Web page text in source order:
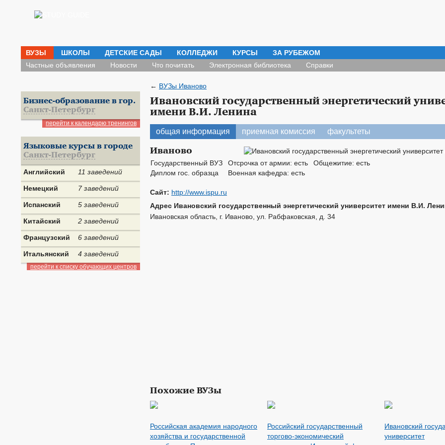
ВУЗЫ ШКОЛЫ ДЕТСКИЕ САДЫ КОЛЛЕДЖИ КУРСЫ ЗА РУБЕЖОМ
Частные объявления Новости Что почитать Электронная библиотека Справки
← ВУЗы Иваново
Ивановский государственный энергетический
имени В.И. Ленина
общая информация приемная комиссия факультеты
Иваново
Государственный ВУЗ Отсрочка от армии: есть
Общежитие: есть
Диплом гос. образца
Военная кафедра: есть
Сайт: http://www.ispu.ru
Адрес Ивановский государственный энергетический университет имени В.И.
Ивановская область, г. Иваново, ул. Рабфаковская, д. 34
Похожие ВУЗы
Российская академия народного
хозяйства и государственной
Российский государственный
торгово-экономический
Ивановский
университет
Бизнес-образование в гор.
Санкт-Петербург
перейти к календарю тренингов
Языковые курсы в городе
Санкт-Петербург
Английский 11 заведений
Немецкий 7 заведений
Испанский 5 заведений
Китайский 2 заведений
Французский 6 заведений
Итальянский 4 заведений
перейти к списку обучающих центров